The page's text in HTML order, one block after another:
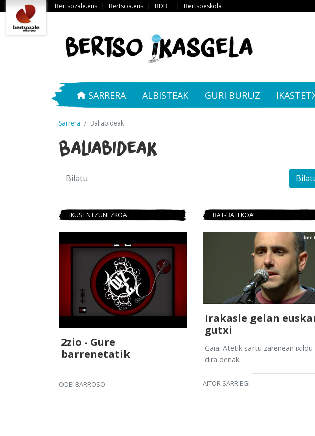
Bertsozale.eus | Bertsoa.eus | BDB | Bertsoeskola
SARRERA ALBISTEAK GURI BURUZ
Sarrera Baliabideak
Baliabideak
IKUS ENTZUNEZKOA
2zio - Gure
barrenetatik
ODEI BARROSO
BAT-BATEKOA
Irakasle gelan
gutxi
Gaia: Atetik sartu zarenean ixildu
dira denak.
AITOR SARRIEGI